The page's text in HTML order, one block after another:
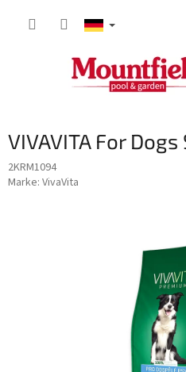
VIVAVITA For
2KRM1094
Marke: VivaVita